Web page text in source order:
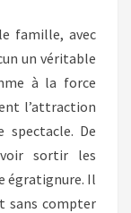
famille, avec
un véritable
à la force
l’attraction
spectacle. De
sortir les
égratignure. Il
sans compter